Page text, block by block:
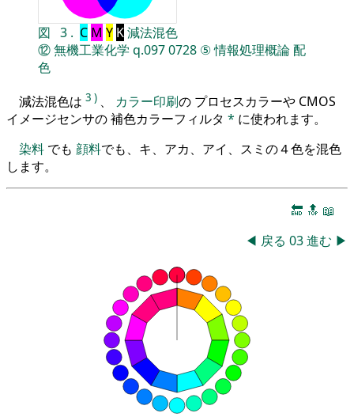
図 3 . C M Y K減法混色
⑫無機工業化学 q.0970728 ⑤情報処理概論配
色
減法混色は 3 ) 、 カラー印刷の プロセスカラーや CMOS
イメージセンサの 補色カラーフィルタ * に使われます。
染料 でも 顔料でも、キ、アカ、アイ、スミの４色を混色
します。
🔚 🔝 📖
◀ 戻る 03進む ▶